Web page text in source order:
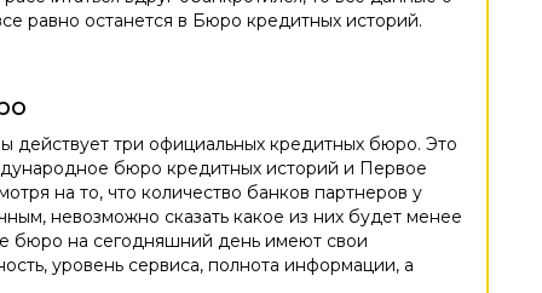
равно останется в Бюро кредитных историй.
три официальных кредитных бюро. Это
бюро кредитных историй и Первое
на то, что количество банков партнеров у
невозможно сказать какое из них будет менее
бюро на сегодняшний день имеют свои
уровень сервиса, полнота информации, а